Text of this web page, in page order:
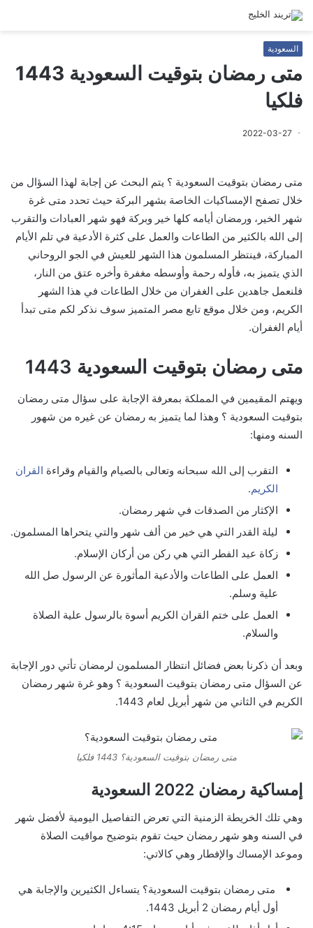
السعودية
متى رمضان بتوقيت السعودية 1443
فلكيا
2022-03-27
متى رمضان بتوقيت السعودية ؟ يتم البحث عن إجابة لهذا السؤال من
خلال تصفح الإمساكيات الخاصة بشهر البركة حيث تحدد متى غرة
شهر الخير، ورمضان أيامه كلها خير وبركة فهو شهر العبادات والتقرب
إلى الله بالكثير من الطاعات والعمل على كثرة الأدعية في تلم الأيام
المباركة، فينتظر المسلمون هذا الشهر للعيش في الجو الروحاني
الذي يتميز به، فأوله رحمة وأوسطه مغفرة وأخره عتق من النار،
فلنعمل جاهدين على الغفران من خلال الطاعات في هذا الشهر
الكريم، ومن خلال موقع تابع مصر المتميز سوف نذكر لكم متى تبدأ
أيام الغفران.
متى رمضان بتوقيت السعودية 1443
ويهتم المقيمين في المملكة بمعرفة الإجابة على سؤال متى رمضان
بتوقيت السعودية ؟ وهذا لما يتميز به رمضان عن غيره من شهور
السنه ومنها:
التقرب إلى الله سبحانه وتعالى بالصيام والقيام وقراءة القران
الكريم.
الإكثار من الصدقات في شهر رمضان.
ليلة القدر التي هي خير من ألف شهر والتي يتحراها المسلمون.
زكاة عيد الفطر التي هي ركن من أركان الإسلام.
العمل على الطاعات والأدعية المأثورة عن الرسول صل الله
علية وسلم.
العمل على ختم القران الكريم أسوة بالرسول علية الصلاة
والسلام.
وبعد أن ذكرنا بعض فضائل انتظار المسلمون لرمضان تأتي دور الإجابة
عن السؤال متى رمضان بتوقيت السعودية ؟ وهو غرة شهر رمضان
الكريم في الثاني من شهر أبريل لعام 1443.
متى رمضان بتوقيت السعودية؟ 1443 فلكيا
إمساكية رمضان 2022 السعودية
وهي تلك الخريطة الزمنية التي تعرض التفاصيل اليومية لأفضل شهر
في السنه وهو شهر رمضان حيث تقوم بتوضيح مواقيت الصلاة
وموعد الإمساك والإفطار وهي كالاتي:
متى رمضان بتوقيت السعودية؟ يتساءل الكثيرين والإجابة هي
أول أيام رمضان 2 أبريل 1443.